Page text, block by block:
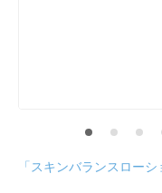
「スキンバランスロー